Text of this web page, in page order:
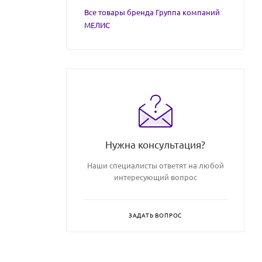
Все товары бренда Группа компаний
МЕЛИС
Нужна консультация?
Наши специалисты ответят на любой
интересующий вопрос
ЗАДАТЬ ВОПРОС